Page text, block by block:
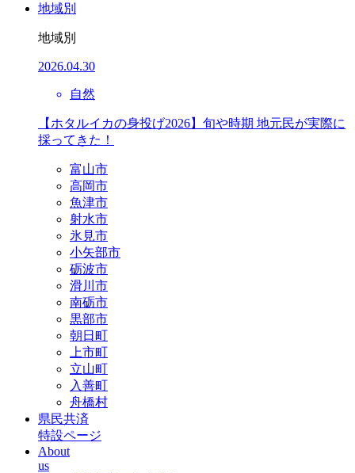
地域別
地域別
2026.04.30
自然
【ホタルイカの身投げ2026】旬や時期 地元民が実際に
採ってきた！
富山市
高岡市
魚津市
射水市
氷見市
小矢部市
砺波市
滑川市
南砺市
黒部市
朝日町
上市町
立山町
入善町
舟橋村
県民共済
特設ページ
About
us